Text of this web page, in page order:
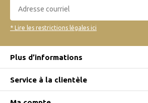
* Lire les restrictions légales ici
Plus d’informations
Service à la clientèle